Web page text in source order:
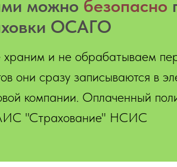
можно безопасно
ОСАГО
и не обрабатываем
они сразу записываются в
компании. Оплаченный
"Страхование" НСИС